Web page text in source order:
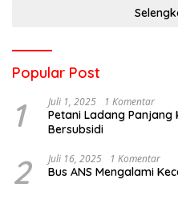
Popular Post
1 Juli 1, 2025 1 Komentar
Petani Ladang Panjang
Bersubsidi
2 Juli 16, 2025 1 Komentar
Bus ANS Mengalami